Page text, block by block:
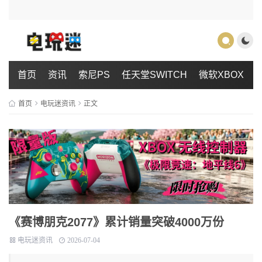
首页 资讯 索尼PS 任天堂SWITCH 微软XBOX
首页 电玩迷资讯 正文
《赛博朋克2077》累计销量突破4000万份
电玩迷资讯 2026-07-04